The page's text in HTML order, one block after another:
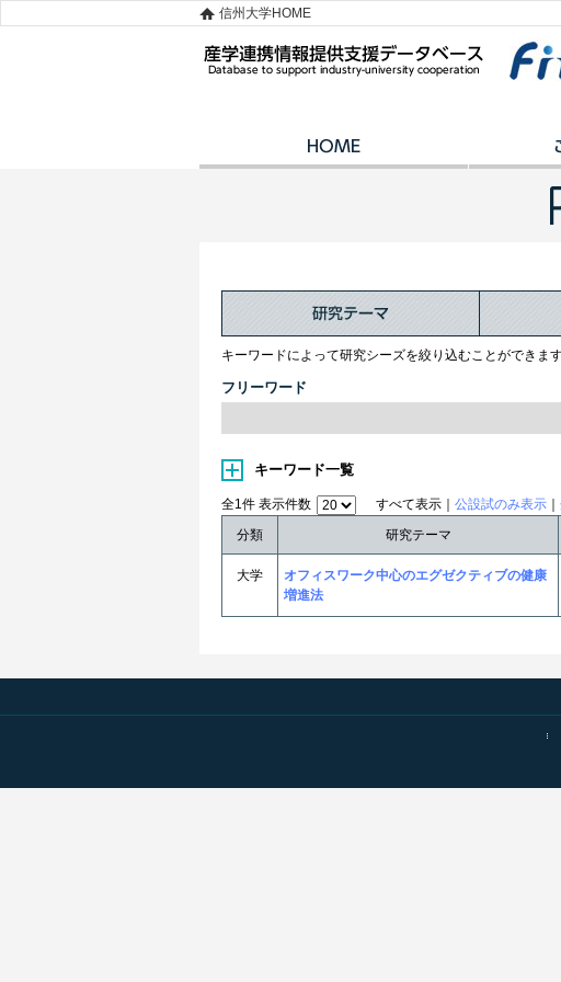
信州大学HOME
キーワードによって研究シーズを絞り込むことができます
フリーワード
キーワード一覧
全1件 表示件数 すべて表示｜ 公設試のみ表示
分類 研究テーマ
大学
オフィスワーク中心のエグゼクティブの健康
増進法